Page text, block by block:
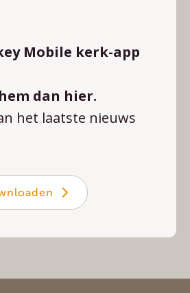
Mobile kerk-app
dan hier.
het laatste nieuws